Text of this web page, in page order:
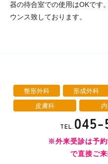
器の待合室での使用はOKです
ウンス致しております。
整形外科 形成外科
皮膚科
TEL.045-
※外来受診は予
で直接ご来